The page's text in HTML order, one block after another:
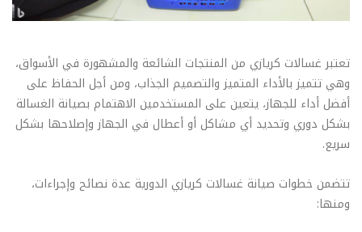
تعتبر غسالات كريازي من المنتجات الشائعة والمشهورة في الأسواق،
وهي تتميز بالأداء المتميز والتصميم الجذاب، ومن أجل الحفاظ على
أفضل أداء للجهاز، يتعين على المستخدمين الاهتمام بصيانة الغسالة
بشكل دوري وتحديد أي مشاكل أو أعطال في الجهاز وإصلاحها بشكل
سريع.
تتضمن خطوات صيانة غسالات كريازي الدورية عدة نصائح وإجراءات،
ومنها: